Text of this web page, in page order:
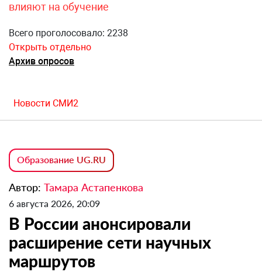
влияют на обучение
Всего проголосовало: 2238
Открыть отдельно
Архив опросов
Новости СМИ2
Образование UG.RU
Автор: Тамара Астапенкова
6 августа 2026, 20:09
В России анонсировали
расширение сети научных
маршрутов